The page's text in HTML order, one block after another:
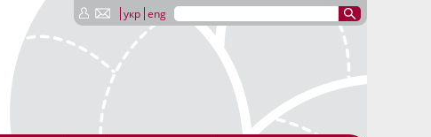
укр eng